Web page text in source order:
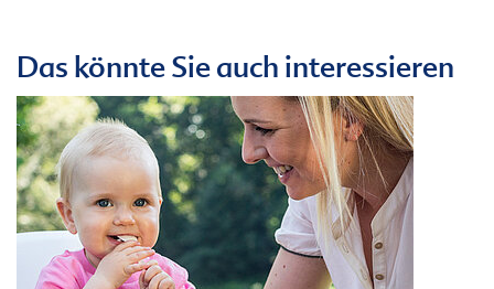
Das könnte Sie auch interessieren